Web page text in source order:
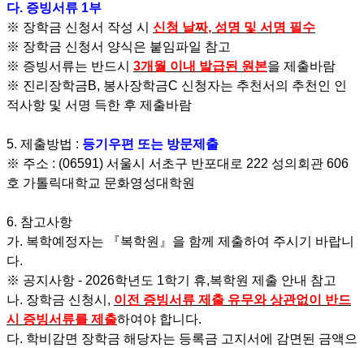
다. 증빙서류 1부
※ 장학금 신청서 작성 시 신청 날짜, 성명 및 서명 필수
※ 장학금 신청서 양식은 붙임파일 참고
※ 증빙서류는 반드시 3개월 이내 발급된 원본을 제출바람
※ 진리장학금B, 봉사장학금C 신청자는 추천서의 추천인 인
적사항 및 서명 득한 후 제출바람
5. 제출방법 : 등기우편 또는 방문제출
※ 주소 : (06591) 서울시 서초구 반포대로 222 성의회관 606
호 가톨릭대학교 문화영성대학원
6. 참고사항
가. 복학예정자는 『복학원 』 을 함께 제출하여 주시기 바랍니
다.
※ 공지사항 - 2026학년도 1학기 휴,복학원 제출 안내 참고
나. 장학금 신청시 , 이전 증빙서류 제출 유무와 상관없이 반드
시 증빙서류를 제출하여야 합니다.
다. 학비감면 장학금 해당자는 등록금 고지서에 감면된 금액으